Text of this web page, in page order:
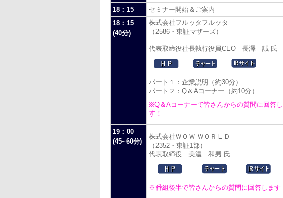
18：15
セミナー開始＆ご案内
18：15
(40分)
株式会社フルッタフルッタ
（2586・東証マザーズ）
代表取締役社長執行役員CEO 長澤 誠 氏
パート１：企業説明（約30分）
パート２：Q＆Aコーナー（約10分）
※Q＆Aコーナーで皆さんからの質問に回答し
す！
19：00
(45~60分)
株式会社ＷＯＷ ＷＯＲＬＤ
（2352・東証1部）
代表取締役 美濃 和男 氏
※番組後半で皆さんからの質問に回答します